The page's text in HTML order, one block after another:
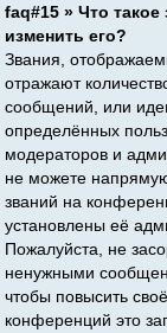
faq#15 » Что такое
изменить его?
Звания,
отражают
сообщений, или
определённых
модераторов и
не можете
званий на
установлены её
Пожалуйста, не
ненужными
чтобы повысить
конференций это